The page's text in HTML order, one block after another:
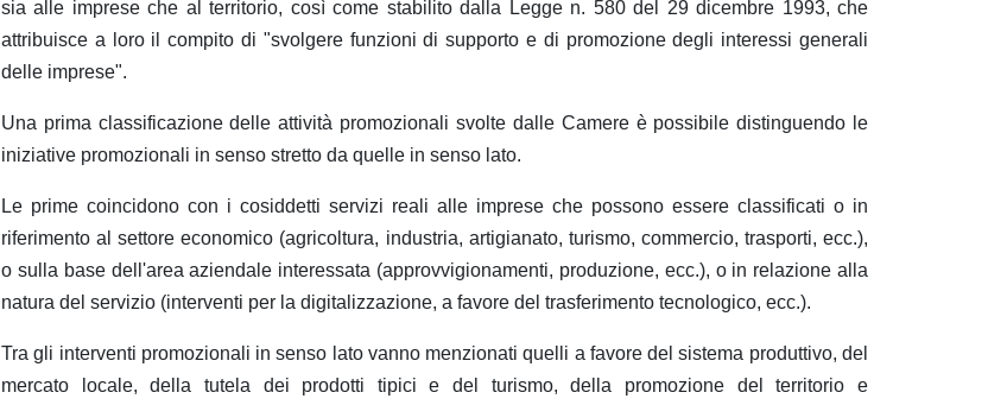
sia alle imprese che al territorio, così come stabilito dalla Legge n. 580 del 29 dicembre 1993, che
attribuisce a loro il compito di "svolgere funzioni di supporto e di promozione degli interessi generali
delle imprese".
Una prima classificazione delle attività promozionali svolte dalle Camere è possibile distinguendo le
iniziative promozionali in senso stretto da quelle in senso lato.
Le prime coincidono con i cosiddetti servizi reali alle imprese che possono essere classificati o in
riferimento al settore economico (agricoltura, industria, artigianato, turismo, commercio, trasporti, ecc.),
o sulla base dell'area aziendale interessata (approvvigionamenti, produzione, ecc.), o in relazione alla
natura del servizio (interventi per la digitalizzazione, a favore del trasferimento tecnologico, ecc.).
Tra gli interventi promozionali in senso lato vanno menzionati quelli a favore del sistema produttivo, del
mercato locale, della tutela dei prodotti tipici e del turismo, della promozione del territorio e